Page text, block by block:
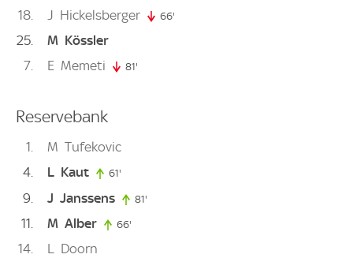
18 J Hickelsberger 66'
25 M Kössler
7
E Memeti 81'
Reservebank
1 M Tufekovic
4
L Kaut 61'
9 J Janssens 81'
11 M Alber 66'
14 L
Doorn